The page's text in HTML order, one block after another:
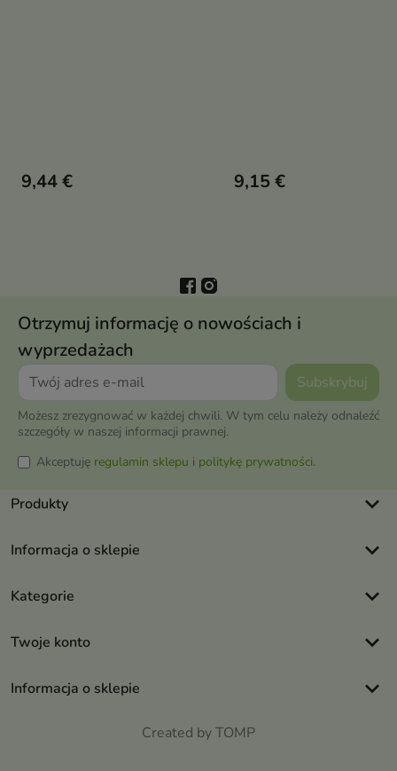
9,44 € 9,15 €
Otrzymuj informację o nowościach i
wyprzedażach
Możesz zrezygnować w każdej chwili. W tym celu należy odnaleźć
szczegóły w naszej informacji prawnej.
Akceptuję regulamin sklepu i politykę prywatności.
Produkty keyboard_arrow_down
Informacja o sklepie keyboard_arrow_down
Kategorie keyboard_arrow_down
Twoje konto keyboard_arrow_down
Informacja o sklepie keyboard_arrow_down
Created by TOMP